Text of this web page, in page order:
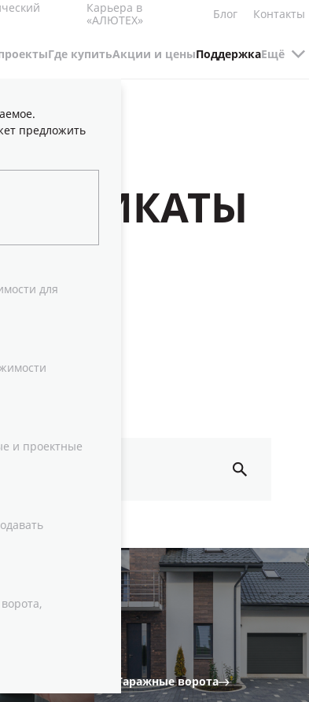
Карьера в
«АЛЮТЕХ» Блог Контакты
предложить
для
и проектные
Где купитьАкции и ценыПоддержкаЕщё
необходимый
Гаражные ворота